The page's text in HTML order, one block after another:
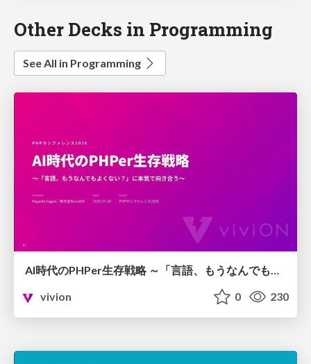
Other Decks in Programming
See All in Programming
AI時代のPHPer生存戦略 ～「言語、もうなんでもよくない？」に本気で向き合う～
vivion
0 230